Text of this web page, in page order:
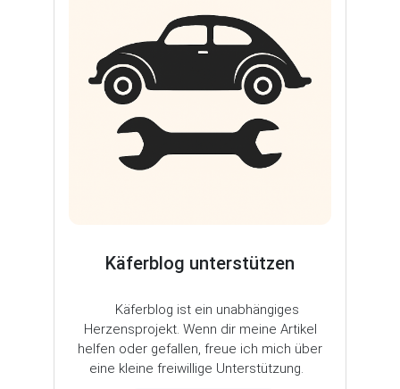
Käferblog unterstützen
Käferblog ist ein unabhängiges
Herzensprojekt. Wenn dir meine Artikel
helfen oder gefallen, freue ich mich über
eine kleine freiwillige Unterstützung.